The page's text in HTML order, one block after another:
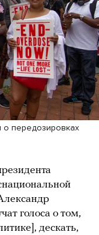
передозировках
голоса о том,
дескать,